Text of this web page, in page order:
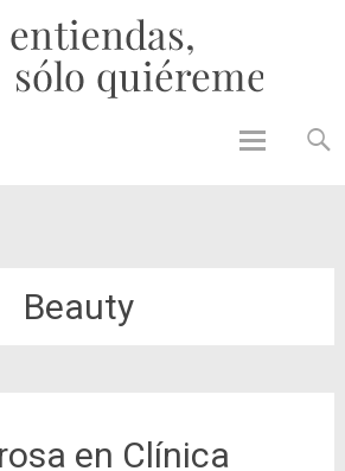
Beauty
en Clínica